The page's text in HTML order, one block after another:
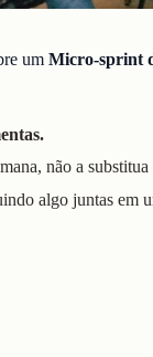
umMicro-sprint
não a substitua
algo juntas em